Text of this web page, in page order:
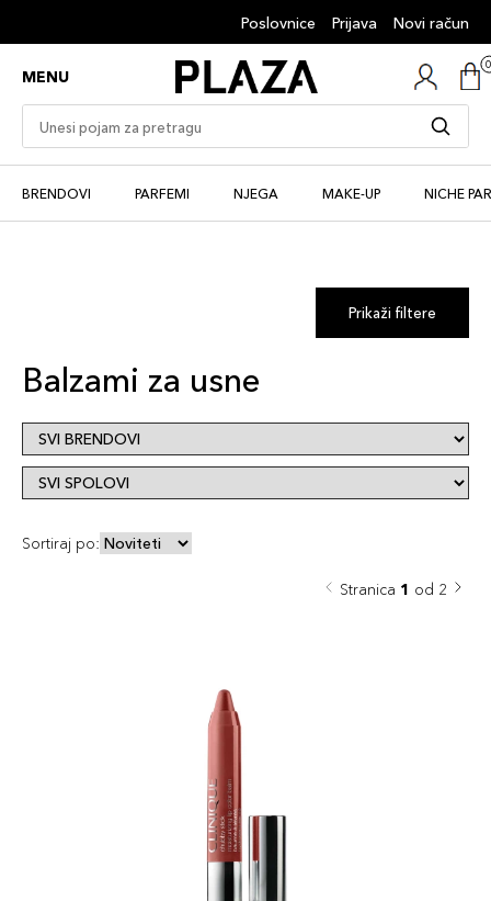
Poslovnice Prijava Novi račun
MENU
BRENDOVI PARFEMI NJEGA MAKE-UP NICHE
Prikaži filtere
Balzami za usne
Sortiraj po:
Stranica 1 od 2